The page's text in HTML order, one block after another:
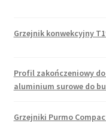
Grzejnik konwekcyjny
Profil zakończeniowy
aluminium surowe do
Grzejniki Purmo